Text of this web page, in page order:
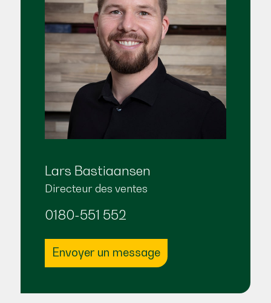
Lars Bastiaansen
Directeur des ventes
0180-551 552
Envoyer un message